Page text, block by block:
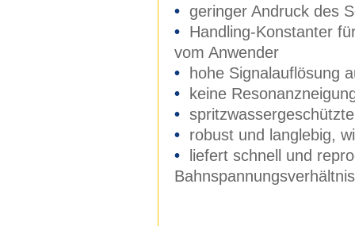
• geringer Andruck des
• Handling-Konstanter
vom Anwender
•
hohe Signalauflösung
•
keine
•
• robust und langlebig,
•
liefert schnell und